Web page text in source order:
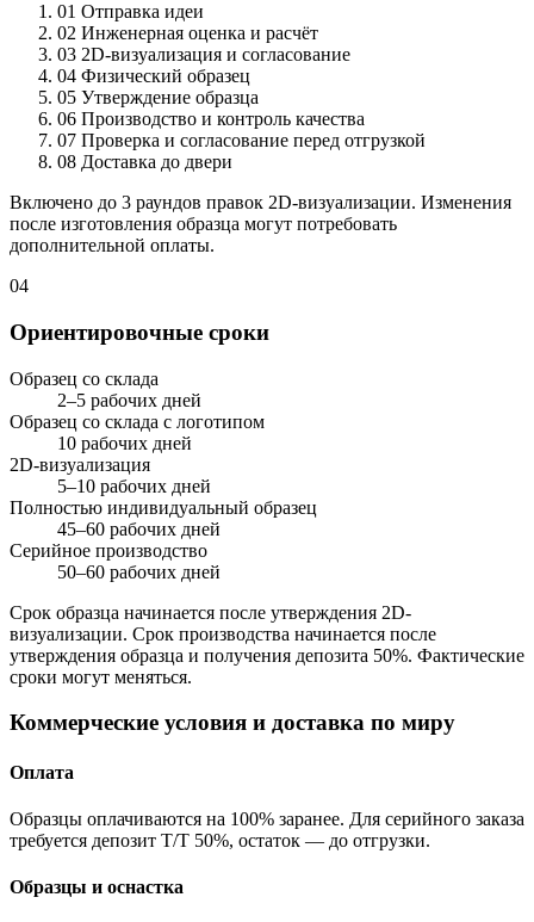
01 Отправка идеи
02 Инженерная оценка и расчёт
03 2D-визуализация и согласование
04 Физический образец
05 Утверждение образца
06 Производство и контроль качества
07 Проверка и согласование перед отгрузкой
08 Доставка до двери
Включено до 3 раундов правок 2D-визуализации. Изменения
после изготовления образца могут потребовать
дополнительной оплаты.
04
Ориентировочные сроки
Образец со склада
2–5 рабочих дней
Образец со склада с логотипом
10 рабочих дней
2D-визуализация
5–10 рабочих дней
Полностью индивидуальный образец
45–60 рабочих дней
Серийное производство
50–60 рабочих дней
Срок образца начинается после утверждения 2D-
визуализации. Срок производства начинается после
утверждения образца и получения депозита 50%. Фактические
сроки могут меняться.
Коммерческие условия и доставка по миру
Оплата
Образцы оплачиваются на 100% заранее. Для серийного заказа
требуется депозит T/T 50%, остаток — до отгрузки.
Образцы и оснастка